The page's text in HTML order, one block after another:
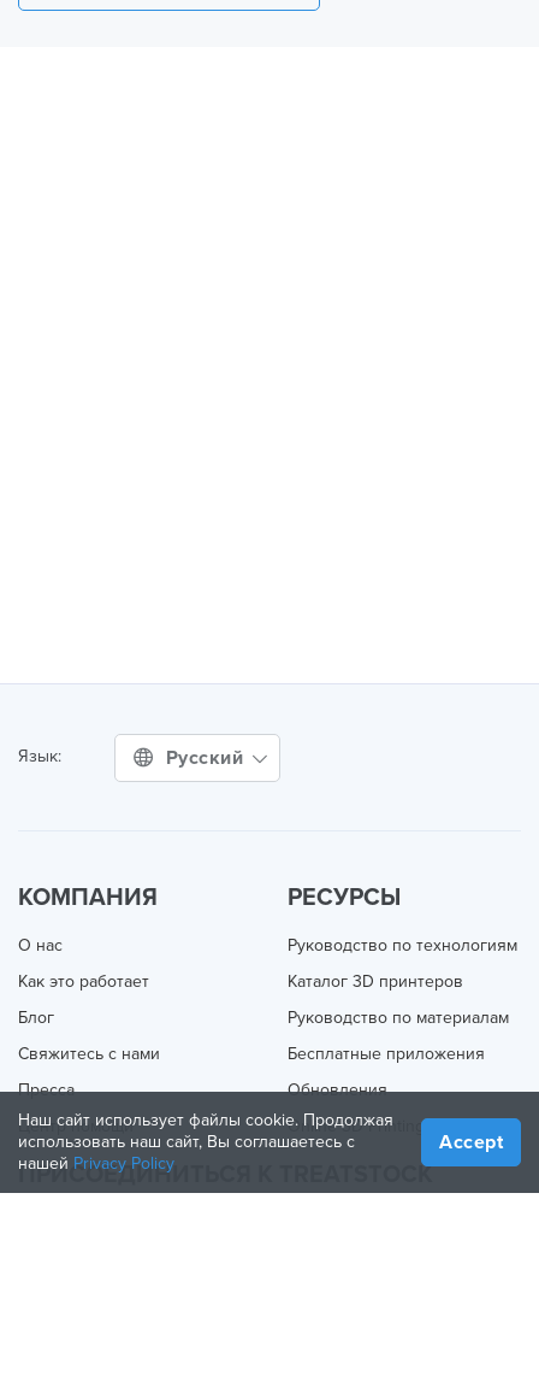
Язык: Русский
КОМПАНИЯ
О нас
Как это работает
Блог
Свяжитесь с нами
Пресса
Центр помощи
РЕСУРСЫ
Руководство по технологиям
Каталог 3D принтеров
Руководство по материалам
Бесплатные приложения
Обновления
Online 3D Printing
ПРИСОЕДИНИТЬСЯ К TREATSTOCK
Наш сайт использует файлы cookie. Продолжая
использовать наш сайт, Вы соглашаетесь с
нашей Privacy Policy
Accept